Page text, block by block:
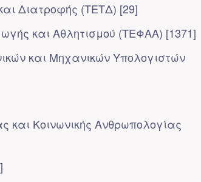
Διατροφής (ΤΕΤΔ) [29]
και Αθλητισμού (ΤΕΦΑΑ) [1371]
και Μηχανικών Υπολογιστών
και Κοινωνικής Ανθρωπολογίας